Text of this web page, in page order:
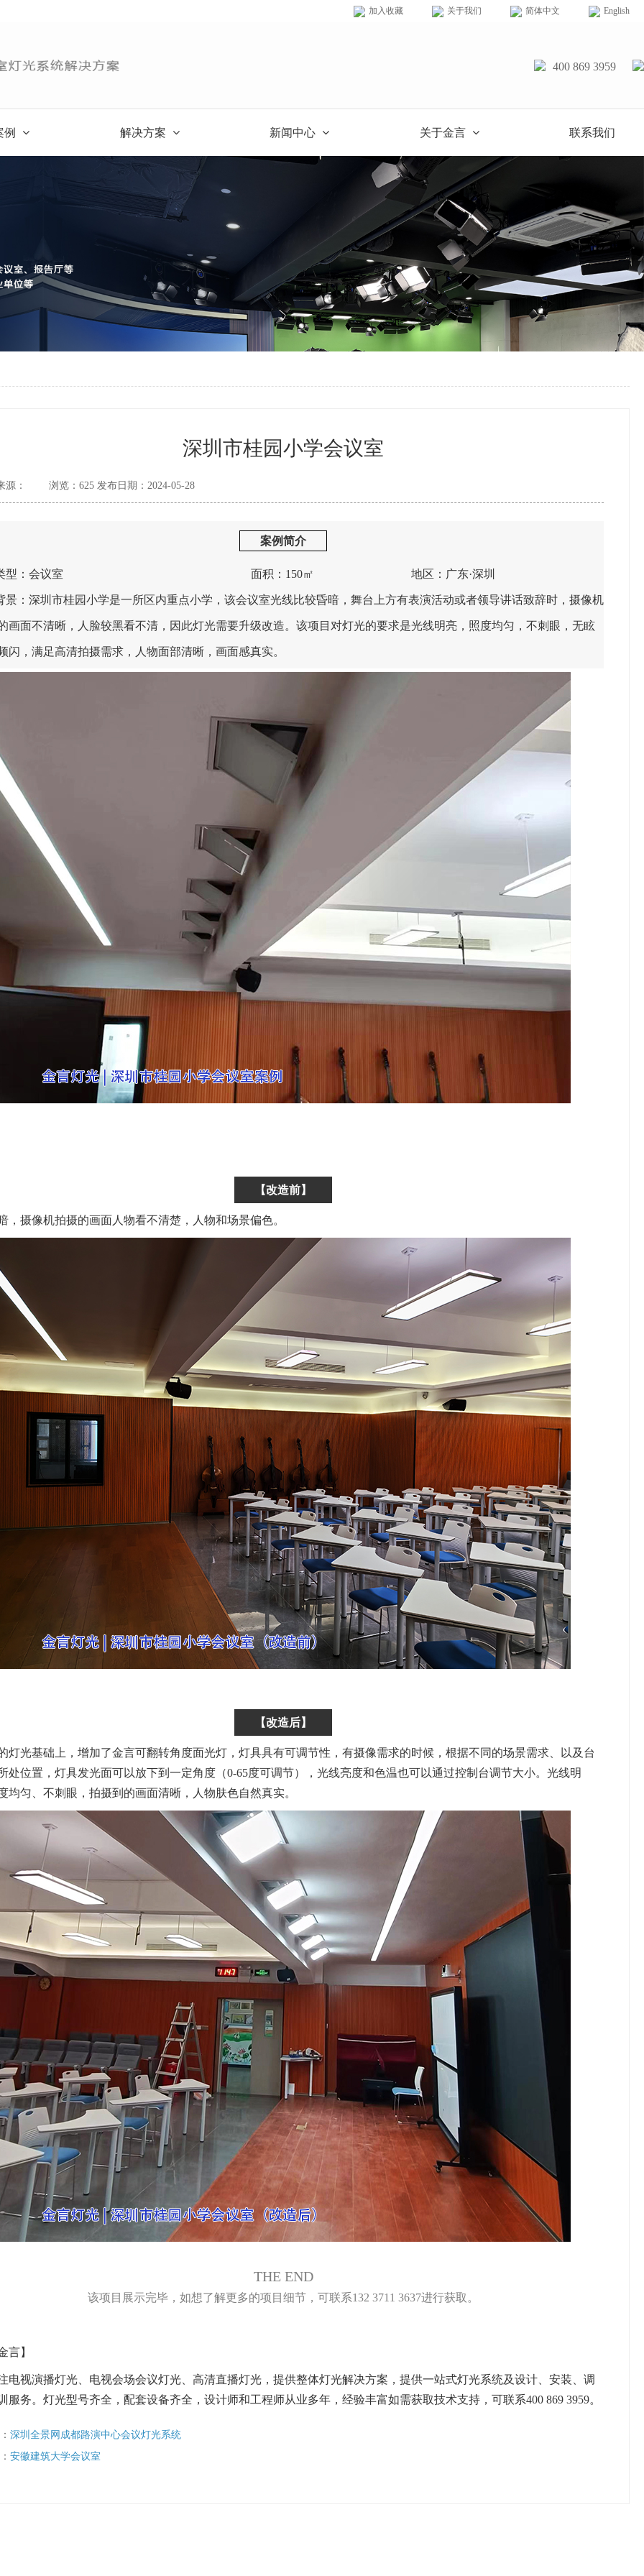
加入收藏 关于我们 简体中文 English
400 869 3959
例 解决方案 新闻中心 关于金言 联系我们
深圳市桂园小学会议室
源： 浏览： 625 发布日期： 2024-05-28
案例简介
：会议室 面积：150㎡ 地区：广东·深圳
：深圳市桂园小学是一所区内重点小学，该会议室光线比较昏暗，舞台上方有表演活动或者领导讲话致辞时，摄像机
画面不清晰，人脸较黑看不清，因此灯光需要升级改造。该项目对灯光的要求是光线明亮，照度均匀，不刺眼，无眩
闪，满足高清拍摄需求，人物面部清晰，画面感真实。
【改造前】
，摄像机拍摄的画面人物看不清楚，人物和场景偏色。
【改造后】
灯光基础上，增加了金言可翻转角度面光灯，灯具具有可调节性，有摄像需求的时候，根据不同的场景需求、以及台
处位置，灯具发光面可以放下到一定角度（0-65度可调节），光线亮度和色温也可以通过控制台调节大小。光线明
均匀、不刺眼，拍摄到的画面清晰，人物肤色自然真实。
THE END
该项目展示完毕，如想了解更多的项目细节，可联系132 3711 3637进行获取。
言】
电视演播灯光、电视会场会议灯光、高清直播灯光，提供整体灯光解决方案，提供一站式灯光系统及设计、安装、调
服务。 灯光型号齐全，配套设备齐全，设计师和工程师从业多年，经验丰富如需获取技术支持，可联系400 869 3959。
深圳全景网成都路演中心会议灯光系统
安徽建筑大学会议室